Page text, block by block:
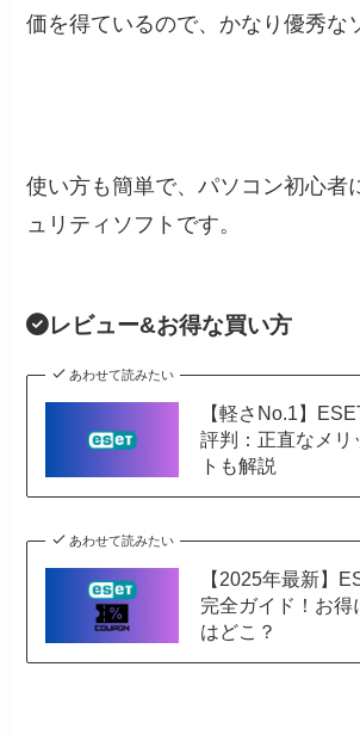
価を得ているので、かなり優秀な
使い方も簡単で、パソコン初心者
ュリティソフトです。
レビュー&お得な買い方
あわせて読みたい
【軽さNo.1】
評判：正直なメリ
トも解説
あわせて読みたい
【2025年最新】
完全ガイド！お得
はどこ？